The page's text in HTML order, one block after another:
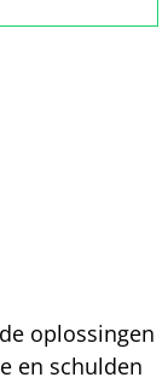
oplossingen
en schulden